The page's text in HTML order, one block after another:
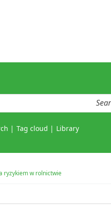
Tag cloud Library
ryzykiem w rolnictwie